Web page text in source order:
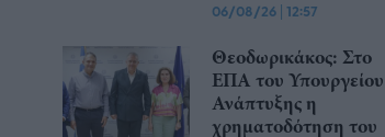
06/08/26 | 12:57
Θεοδωρικάκος: Στο
ΕΠΑ του Υπουργείου
Ανάπτυξης η
χρηματοδότηση του